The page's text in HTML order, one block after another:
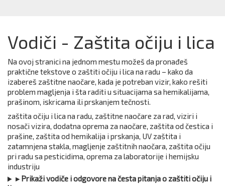
Vodiči - Zaštita očiju i lica
Na ovoj stranici na jednom mestu možeš da pronađeš
praktične tekstove o zaštiti očiju i lica na radu – kako da
izabereš zaštitne naočare, kada je potreban vizir, kako rešiti
problem magljenja i šta raditi u situacijama sa hemikalijama,
prašinom, iskricama ili prskanjem tečnosti.
zaštita očiju i lica na radu, zaštitne naočare za rad, viziri i
nosači vizira, dodatna oprema za naočare, zaštita od čestica i
prašine, zaštita od hemikalija i prskanja, UV zaštita i
zatamnjena stakla, magljenje zaštitnih naočara, zaštita očiju
pri radu sa pesticidima, oprema za laboratorije i hemijsku
industriju
▸ Prikaži vodiče i odgovore na česta pitanja o zaštiti očiju i